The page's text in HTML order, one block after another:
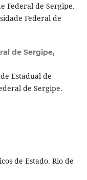
Federal de Sergipe.
Federal de
de Sergipe,
Estadual de
de Sergipe.
de Estado. Rio de